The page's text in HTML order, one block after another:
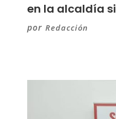
en la alcaldía
por Redacción